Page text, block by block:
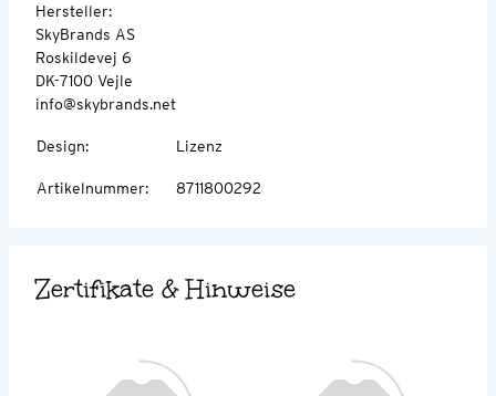
Hersteller:
SkyBrands AS
Roskildevej 6
DK-7100 Vejle
info@skybrands.net
Design: Lizenz
Artikelnummer: 8711800292
Zertifikate & Hinweise